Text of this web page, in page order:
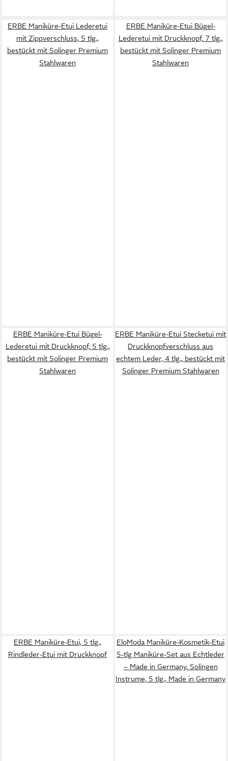
ERBE Maniküre-Etui Lederetui
mit Zippverschluss, 5 tlg.,
bestückt mit Solinger Premium
Stahlwaren
ERBE Maniküre-Etui Bügel-
Lederetui mit Druckknopf, 7 tlg.,
bestückt mit Solinger Premium
Stahlwaren
ERBE Maniküre-Etui Bügel-
Lederetui mit Druckknopf, 5 tlg.,
bestückt mit Solinger Premium
Stahlwaren
ERBE Maniküre-Etui Stecketui mit
Druckknopfverschluss aus
echtem Leder, 4 tlg., bestückt mit
Solinger Premium Stahlwaren
ERBE Maniküre-Etui, 5 tlg.,
Rindleder-Etui mit Druckknopf
EloModa Maniküre-Kosmetik-Etui
5-tlg Maniküre-Set aus Echtleder
– Made in Germany, Solingen
Instrume, 5 tlg., Made in Germany